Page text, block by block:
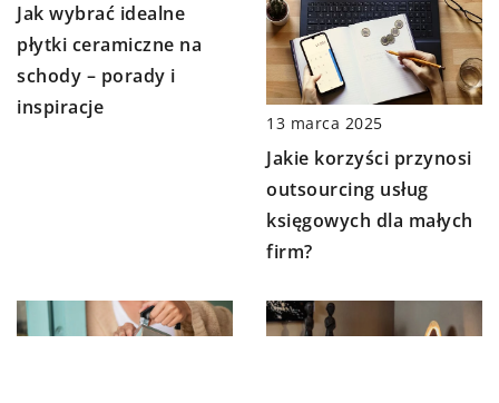
Jak wybrać idealne
płytki ceramiczne na
schody – porady i
inspiracje
13 marca 2025
Jakie korzyści przynosi
outsourcing usług
księgowych dla małych
firm?